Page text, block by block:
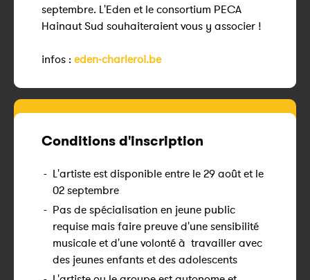
septembre. L'Eden et le consortium PECA
Hainaut Sud souhaiteraient vous y associer !
infos : eden-charleroi.be
Conditions d'inscription
- L'artiste est disponible entre le 29 août et le
02 septembre
- Pas de spécialisation en jeune public
requise mais faire preuve d'une sensibilité
musicale et d'une volonté à travailler avec
des jeunes enfants et des adolescents